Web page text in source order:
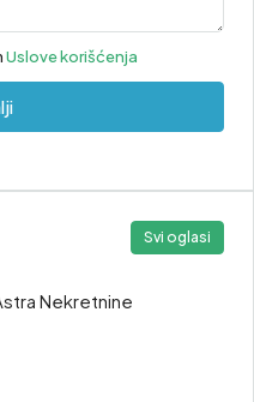
Uslove korišćenja
Svi oglasi
Nekretnine